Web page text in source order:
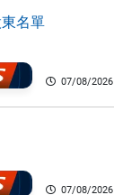
名單
07/08/2026
07/08/2026